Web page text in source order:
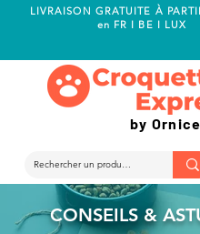
LIVRAISON GRATUITE À
en FR I BE I LUX
by
CONSEILS &